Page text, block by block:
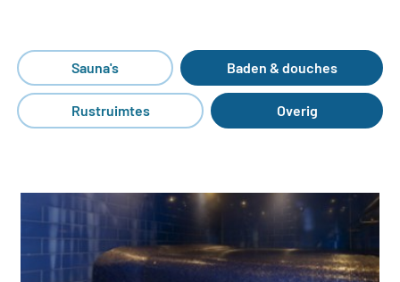
Sauna's Baden & douches
Rustruimtes Overig